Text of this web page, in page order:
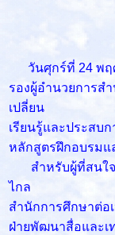
วันศุกร์ที่ 24 พฤศ
รองผู้อำนวยการส
เปลี่ยน
เรียนรู้และประสบ
หลักสูตรฝึกอบรมแ
สำหรับผู้ที่สนใจศึ
ไกล
สำนักการศึกษาต่อ
ฝ่ายพัฒนาสื่อและเ